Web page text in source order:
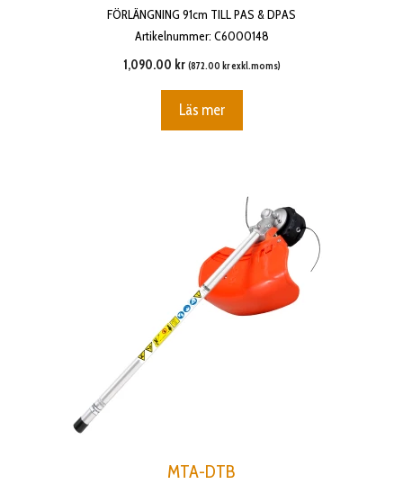
FÖRLÄNGNING 91cm TILL PAS & DPAS
Artikelnummer: C6000148
1,090.00 kr (872.00 krexkl.moms)
Läs mer
MTA-DTB